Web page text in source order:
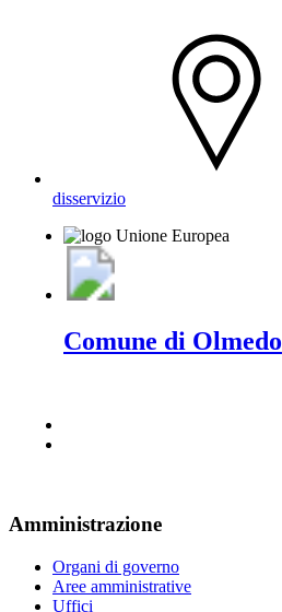
disservizio
Comune di Olmedo
Amministrazione
Organi di governo
Aree amministrative
Uffici